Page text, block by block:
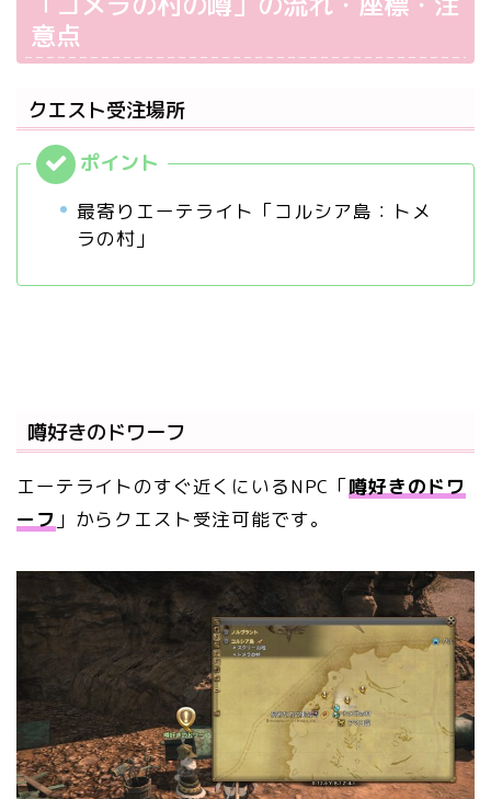
意点
クエスト受注場所
最寄りエーテライト「コルシア島：トメ
ラの村」
噂好きのドワーフ
エーテライトのすぐ近くにいるNPC「噂好きのドワ
ーフ 」からクエスト受注可能です。